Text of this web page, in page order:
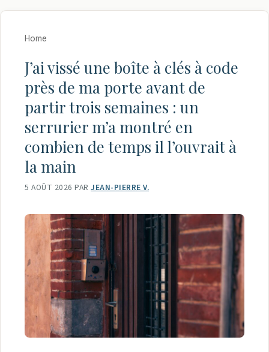
Home
J’ai vissé une boîte à clés à code
près de ma porte avant de
partir trois semaines : un
serrurier m’a montré en
combien de temps il l’ouvrait à
la main
5 AOÛT 2026 PAR JEAN-PIERRE V.